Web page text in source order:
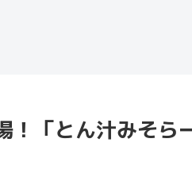
！「とん汁みそら